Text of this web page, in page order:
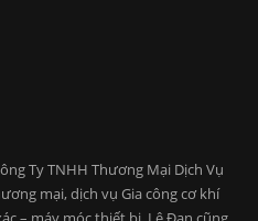
Ty TNHH Thương Mại Dịch Vụ
mại, dịch vụ Gia công cơ khí